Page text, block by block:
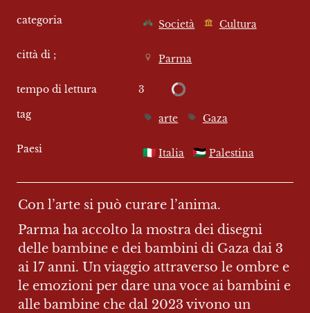
categoria Società Cultura
città di ; Parma
tempo di lettura 3
tag arte Gaza
Paesi 🇮🇹 Italia 🇵🇸 Palestina
Con l’arte si può curare l’anima.
Parma ha accolto la mostra dei disegni
delle bambine e dei bambini di Gaza dai 3
ai 17 anni. Un viaggio attraverso le ombre e
le emozioni per dare una voce ai bambini e
alle bambine che dal 2023 vivono un